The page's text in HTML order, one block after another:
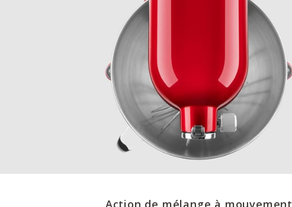
Action de mélange à mouvement